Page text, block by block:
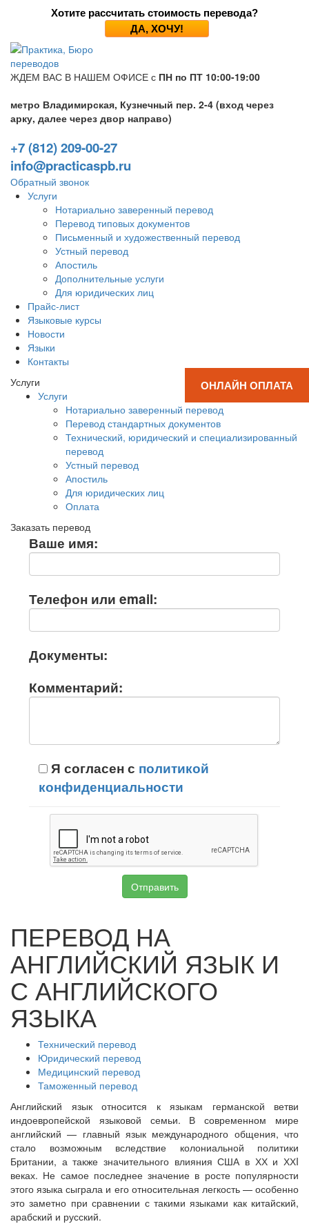
Хотите рассчитать стоимость перевода?
ДА, ХОЧУ!
ЖДЕМ ВАС В НАШЕМ ОФИСЕ с ПН по ПТ 10:00-19:00
метро Владимирская, Кузнечный пер. 2-4 (вход через
арку, далее через двор направо)
+7 (812) 209-00-27
info@practicaspb.ru
Обратный звонок
Услуги
Нотариально заверенный перевод
Перевод типовых документов
Письменный и художественный перевод
Устный перевод
Апостиль
Дополнительные услуги
Для юридических лиц
Прайс-лист
Языковые курсы
Новости
Языки
Контакты
ОНЛАЙН ОПЛАТА
Услуги
Услуги
Нотариально заверенный перевод
Перевод стандартных документов
Технический, юридический и специализированный
перевод
Устный перевод
Апостиль
Для юридических лиц
Оплата
Заказать перевод
Ваше имя:
Телефон или email:
Документы:
Комментарий:
Я согласен с политикой
конфиденциальности
ПЕРЕВОД НА
АНГЛИЙСКИЙ ЯЗЫК И
С АНГЛИЙСКОГО
ЯЗЫКА
Технический перевод
Юридический перевод
Медицинский перевод
Таможенный перевод
Английский язык относится к языкам германской ветви
индоевропейской языковой семьи. В современном мире
английский — главный язык международного общения, что
стало возможным вследствие колониальной политики
Британии, а также значительного влияния США в ХХ и ХХI
веках. Не самое последнее значение в росте популярности
этого языка сыграла и его относительная легкость — особенно
это заметно при сравнении с такими языками как китайский,
арабский и русский.